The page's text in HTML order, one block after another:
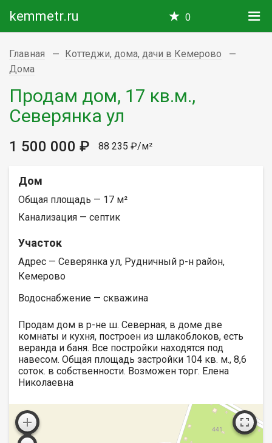
kemmetr.ru 0
Главная
Коттеджи, дома, дачи в Кемерово
Дома
Продам дом, 17 кв.м.,
Северянка ул
1 500 000 ₽ 88 235 ₽/м²
Дом
Общая площадь — 17 м²
Канализация — септик
Участок
Адрес — Северянка ул, Рудничный р-н район,
Кемерово
Водоснабжение — скважина
Продам дом в р-не ш. Северная, в доме две
комнаты и кухня, построен из шлакоблоков, есть
веранда и баня. Все постройки находятся под
навесом. Общая площадь застройки 104 кв. м., 8,6
соток. в собственности. Возможен торг. Елена
Николаевна